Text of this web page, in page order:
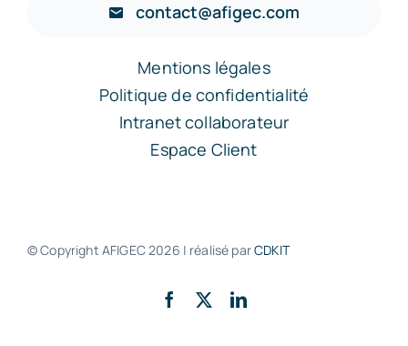
contact@afigec.com
Mentions légales
Politique de confidentialité
Intranet collaborateur
Espace Client
© Copyright AFIGEC2026 | réalisé parCDKIT